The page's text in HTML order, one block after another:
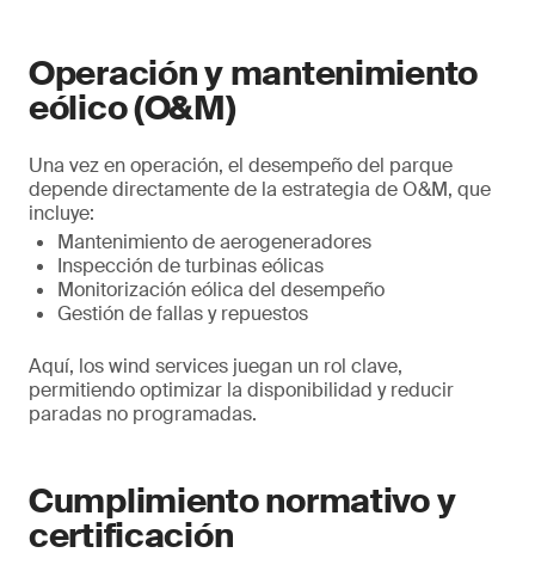
Operación y mantenimiento
eólico (O&M)
Una vez en operación, el desempeño del parque
depende directamente de la estrategia de O&M, que
incluye:
Mantenimiento de aerogeneradores
Inspección de turbinas eólicas
Monitorización eólica del desempeño
Gestión de fallas y repuestos
Aquí, los wind services juegan un rol clave,
permitiendo optimizar la disponibilidad y reducir
paradas no programadas.
Cumplimiento normativo y
certificación